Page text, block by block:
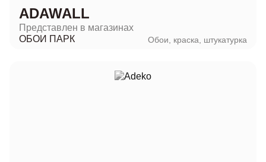
ADAWALL
Представлен в магазинах
ОБОИ ПАРК
Обои, краска, штукатурка